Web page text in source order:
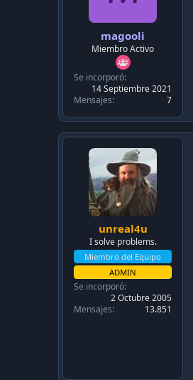
i
c
a
ó
magooli
Miembro Activo
Se incorporó
14 Septiembre 2021
Mensajes
7
unreal4u
I solve problems.
Miembro del Equipo
ADMIN
Se incorporó
2 Octubre 2005
Mensajes
13.851